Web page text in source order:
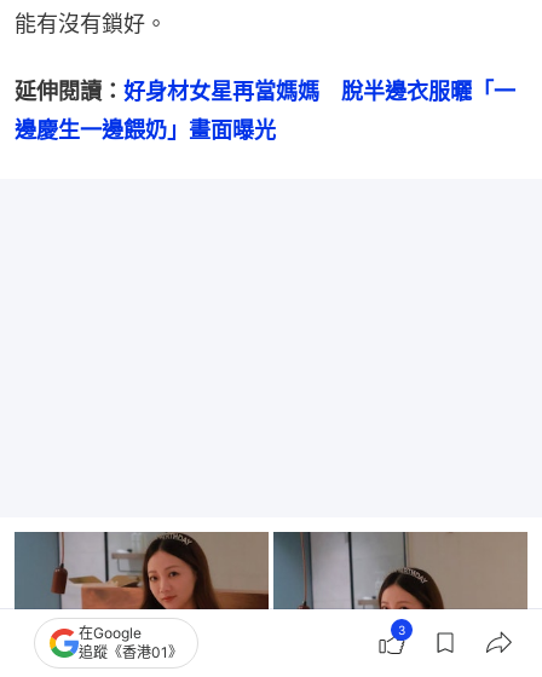
能有沒有鎖好。
延伸閱讀： 好身材女星再當媽媽　脫半邊衣服曬「一
邊慶生一邊餵奶」畫面曝光
在Google
追蹤《香港01》
3